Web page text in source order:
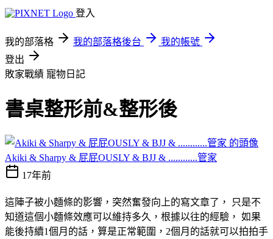
登入
我的部落格 我的部落格後台
我的帳號
登出
敗家戰績 寵物日記
書桌整形前&整形後
Akiki & Sharpy & 屁屁OUSLY & BJJ & ............管家
17年前
這陣子被小麵條的影響，突然奮發向上的寫文章了， 只是不
知道這個小麵條效應可以維持多久，根據以往的經驗， 如果
能後持續1個月的話，算是正常範圍，2個月的話就可以拍拍手